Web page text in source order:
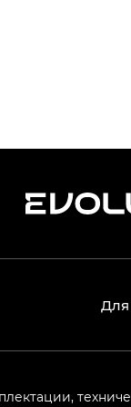
Для